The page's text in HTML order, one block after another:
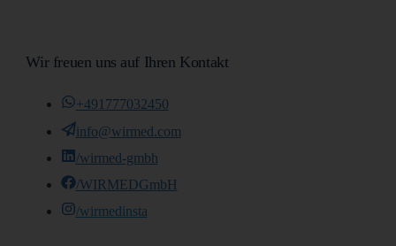
Wir freuen uns auf Ihren Kontakt
+491777032450
info@wirmed.com
/wirmed-gmbh
/WIRMEDGmbH
/wirmedinsta